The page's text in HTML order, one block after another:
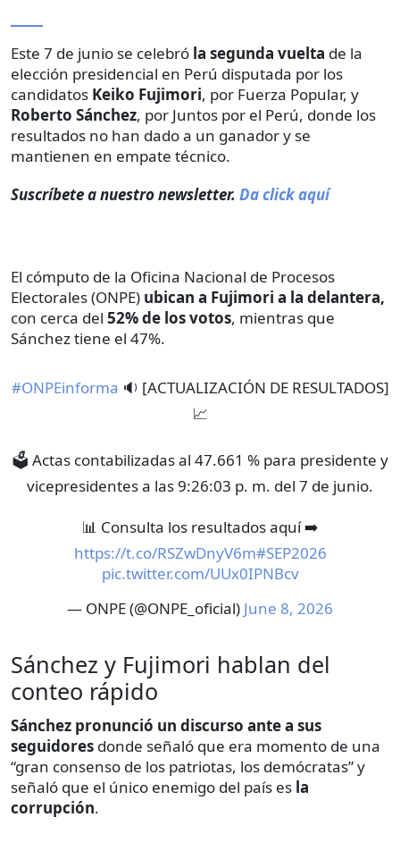
Este 7 de junio se celebró la segunda vuelta de la
elección presidencial en Perú disputada por los
candidatos Keiko Fujimori, por Fuerza Popular, y
Roberto Sánchez, por Juntos por el Perú, donde los
resultados no han dado a un ganador y se
mantienen en empate técnico.
Suscríbete a nuestro newsletter. Da click aquí
El cómputo de la Oficina Nacional de Procesos
Electorales (ONPE) ubican a Fujimori a la delantera,
con cerca del 52%de los votos, mientras que
Sánchez tiene el 47%.
#ONPEinforma 🔉 [ACTUALIZACIÓN DE RESULTADOS]
📈
🗳️ Actas contabilizadas al 47.661 % para presidente y
vicepresidentes a las 9:26:03 p. m. del 7 de junio.
📊 Consulta los resultados aquí ➡️
https://t.co/RSZwDnyV6m#SEP2026
pic.twitter.com/UUx0IPNBcv
— ONPE (@ONPE_oficial) June 8, 2026
Sánchez y Fujimori hablan del
conteo rápido
Sánchez pronunció un discurso ante a sus
seguidores donde señaló que era momento de una
“gran consenso de los patriotas, los demócratas” y
señaló que el único enemigo del país es la
corrupción.